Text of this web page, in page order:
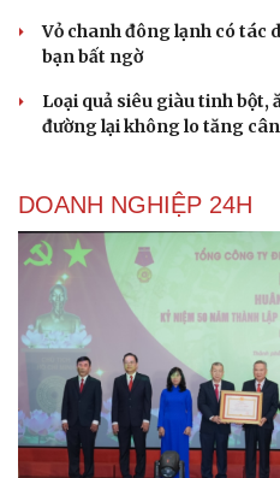
Vỏ chanh đông lạnh có tác
bạn bất ngờ
Loại quả siêu giàu tinh bột,
đường lại không lo tăng cân
DOANH NGHIỆP 24H